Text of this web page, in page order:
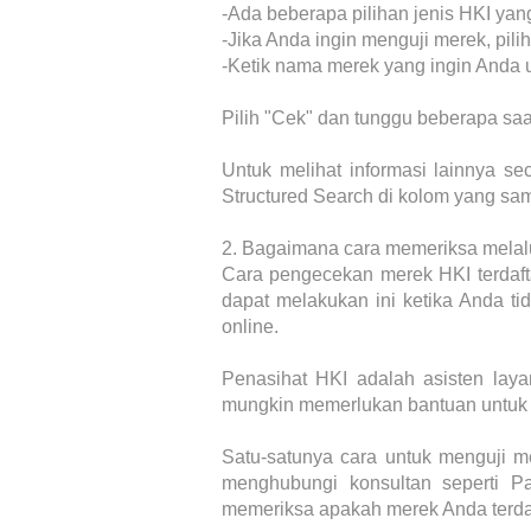
-Ada beberapa pilihan jenis HKI
-Jika Anda ingin menguji merek,
-Ketik nama merek yang ingin Anda
Pilih "Cek" dan tunggu beberapa
Untuk melihat informasi lainnya
Structured Search di kolom yang
2. Bagaimana cara memeriksa
Cara pengecekan merek HKI
dapat melakukan ini ketika Anda
online.
Penasihat HKI adalah asisten
mungkin memerlukan bantuan
Satu-satunya cara untuk menguji
menghubungi konsultan seperti
memeriksa apakah merek Anda